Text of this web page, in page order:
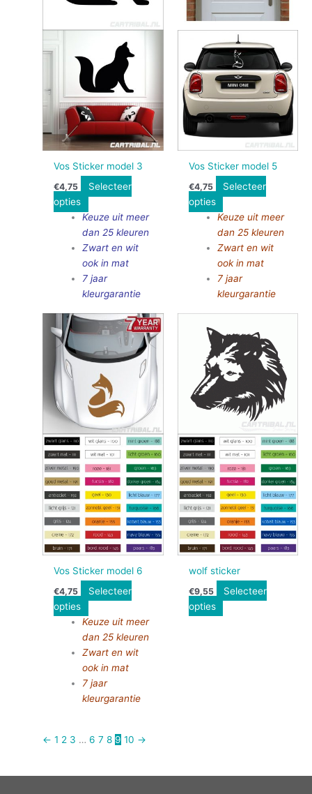
Vos Sticker model 3
€4,75
Selecteer
opties
Keuze uit meer
dan 25 kleuren
Zwart en wit
ook in mat
7 jaar
kleurgarantie
Vos Sticker model 5
€4,75
Selecteer
opties
Keuze uit meer
dan 25 kleuren
Zwart en wit
ook in mat
7 jaar
kleurgarantie
Vos Sticker model 6
€4,75
Selecteer
opties
Keuze uit meer
dan 25 kleuren
Zwart en wit
ook in mat
7 jaar
kleurgarantie
wolf sticker
€9,55
Selecteer
opties
← 1 2 3 … 6 7 8 9 10 →